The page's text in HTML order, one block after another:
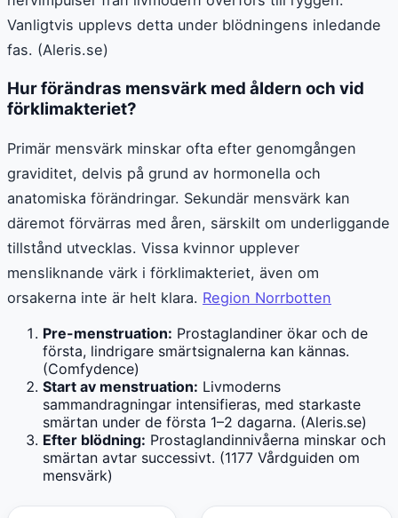
Vanligtvis upplevs detta under blödningens inledande
fas. (Aleris.se)
Hur förändras mensvärk med åldern och vid
förklimakteriet?
Primär mensvärk minskar ofta efter genomgången
graviditet, delvis på grund av hormonella och
anatomiska förändringar. Sekundär mensvärk kan
däremot förvärras med åren, särskilt om underliggande
tillstånd utvecklas. Vissa kvinnor upplever
mensliknande värk i förklimakteriet, även om
orsakerna inte är helt klara. Region Norrbotten
Pre-menstruation: Prostaglandiner ökar och de
första, lindrigare smärtsignalerna kan kännas.
(Comfydence)
Start av menstruation: Livmoderns
sammandragningar intensifieras, med starkaste
smärtan under de första 1–2 dagarna. (Aleris.se)
Efter blödning: Prostaglandinnivåerna minskar och
smärtan avtar successivt. (1177 Vårdguiden om
mensvärk)